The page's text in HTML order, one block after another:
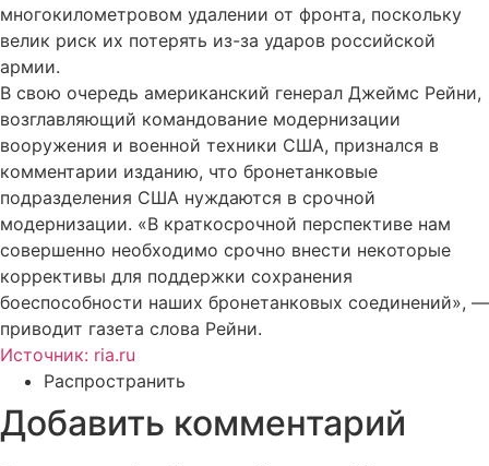
многокилометровом удалении от фронта, поскольку
велик риск их потерять из-за ударов российской
армии.
В свою очередь американский генерал Джеймс Рейни,
возглавляющий командование модернизации
вооружения и военной техники США, признался в
комментарии изданию, что бронетанковые
подразделения США нуждаются в срочной
модернизации. «В краткосрочной перспективе нам
совершенно необходимо срочно внести некоторые
коррективы для поддержки сохранения
боеспособности наших бронетанковых соединений», —
приводит газета слова Рейни.
Источник: ria.ru
Распространить
Добавить комментарий